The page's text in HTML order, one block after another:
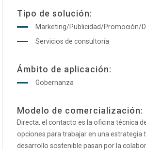
Tipo de solución:
Marketing/Publicidad/Promoción/
Servicios de consultoría
Ámbito de aplicación:
Gobernanza
Modelo de comercialización:
Directa, el contacto es la oficina técnica
opciones para trabajar en una estrategia
desarrollo sostenible pasan por la